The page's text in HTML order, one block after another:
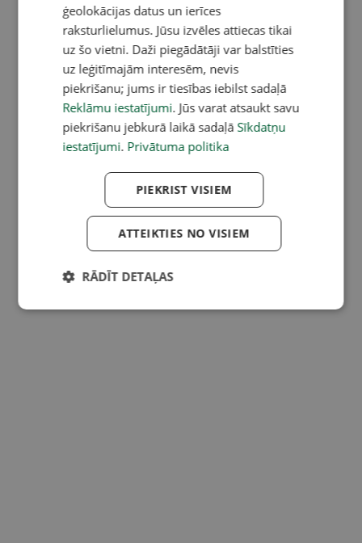
ģeolokācijas datus un ierīces
raksturlielumus. Jūsu izvēles attiecas tikai
uz šo vietni. Daži piegādātāji var balstīties
uz leģitīmajām interesēm, nevis
piekrišanu; jums ir tiesības iebilst sadaļā
Reklāmu iestatījumi. Jūs varat atsaukt savu
piekrišanu jebkurā laikā sadaļā Sīkdatņu
iestatījumi. Privātuma politika
PIEKRIST VISIEM
ATTEIKTIES NO VISIEM
RĀDĪT DETAĻAS